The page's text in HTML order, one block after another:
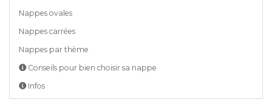
Nappes ovales
Nappes carrées
Nappes par thème
Conseils pour bien choisir sa nappe
Infos